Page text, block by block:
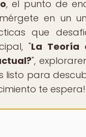
, el punto de
en un
que
"La Teoría
",
listo para
te espera!